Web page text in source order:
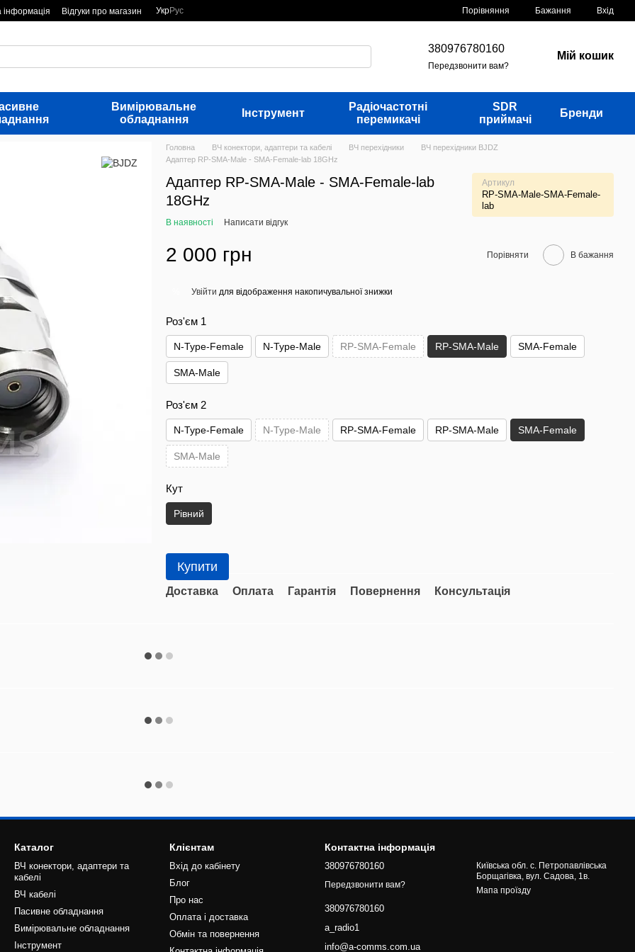
інформація Відгуки про магазин УкрРус Порівняння Бажання Вхід
380976780160
Передзвонити вам?
Мій кошик
Вимірювальне
обладнання
Інструмент
Радіочастотні
перемикачі
SDR
приймачі
Бренди
Головна ВЧ конектори, адаптери та кабелі ВЧ перехідники
ВЧ перехідники BJDZ
Адаптер RP-SMA-Male - SMA-Female-lab 18GHz
Адаптер RP-SMA-Male - SMA-Female-lab
18GHz
Артикул
RP-SMA-Male-SMA-Female-
lab
В наявності Написати відгук
2 000 грн Порівняти В бажання
Увійти для відображення накопичувальної знижки
Роз'єм 1
N-Type-Female N-Type-Male RP-SMA-Female RP-SMA-Male SMA-Female
SMA-Male
Роз'єм 2
N-Type-Female N-Type-Male RP-SMA-Female RP-SMA-Male SMA-Female
SMA-Male
Кут
Рівний
Купити
Доставка Оплата Гарантія Повернення Консультація
Каталог
ВЧ конектори, адаптери та
кабелі
ВЧ кабелі
Пасивне обладнання
Вимірювальне обладнання
Інструмент
Клієнтам
Вхід до кабінету
Блог
Про нас
Оплата і доставка
Обмін та повернення
Контактна інформація
380976780160
Передзвонити вам?
380976780160
a_radio1
info@a-comms.com.ua
Київська обл. с. Петропавлівська
Борщагівка, вул. Садова, 1в.
Мапа проїзду